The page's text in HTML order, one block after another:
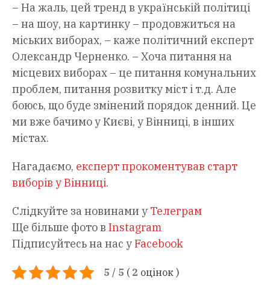
– На жаль, цей тренд в українській політиці
– на шоу, на картинку – продовжиться на
міських виборах, – каже політичний експерт
Олександр Черненко. – Хоча питання на
місцевих виборах – це питання комунальних
проблем, питання розвитку міст і т.д. Але
боюсь, що буде змінений порядок денний. Це
ми вже бачимо у Києві, у Вінниці, в інших
містах.
Нагадаємо, експерт прокоментував старт
виборів у Вінниці.
Слідкуйте за новинами у Телеграм
Ще більше фото в Instagram
Підписуйтесь на нас уFacebook
5 / 5 ( 2 оцінок)